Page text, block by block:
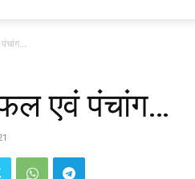
एवं पंचांग…